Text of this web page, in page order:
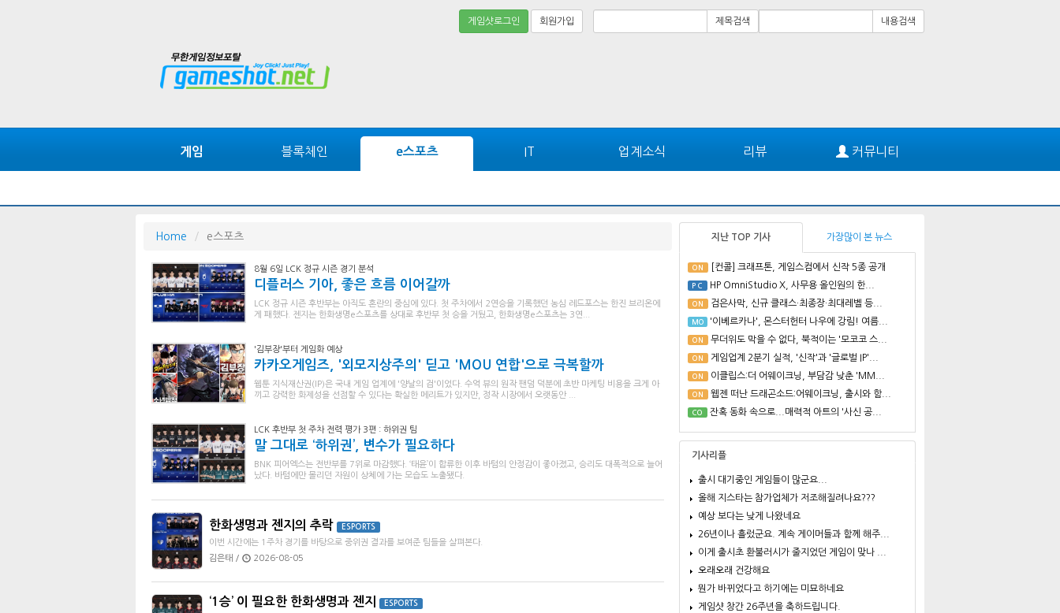
게임샷로그인 회원가입 제목검색 내용검색
게임 블록체인 e스포츠 IT 업계소식 리뷰 커뮤니티
Home e스포츠
8월 6일 LCK 정규 시즌 경기 분석
디플러스 기아, 좋은 흐름 이어갈까
LCK 정규 시즌 후반부는 아직도 혼란의 중심에 있다. 첫 주차에서 2연승을 기록했던 농심 레드포스는 한진 브리온에
게 패했다. 젠지는 한화생명e스포츠를 상대로 후반부 첫 승을 거뒀고, 한화생명e스포츠는 3연...
'김부장'부터 게임화 예상
카카오게임즈, '외모지상주의' 딛고 'MOU 연합'으로 극복할까
웹툰 지식재산권(IP)은 국내 게임 업계에 '양날의 검'이었다. 수억 뷰의 원작 팬덤 덕분에 초반 마케팅 비용을 크게 아
끼고 강력한 화제성을 선점할 수 있다는 확실한 메리트가 있지만, 정작 시장에서 오랫동안 ...
LCK 후반부 첫 주차 전력 평가 3편 : 하위권 팀
말 그대로 ‘하위권’, 변수가 필요하다
BNK 피어엑스는 전반부를 7위로 마감했다. ‘태윤’이 합류한 이후 바텀의 안정감이 좋아졌고, 승리도 대폭적으로 늘어
났다. 바텀에만 몰리던 자원이 상체에 가는 모습도 노출됐다.
한화생명과 젠지의 추락 ESPORTS
이번 시간에는 1주차 경기를 바탕으로 중위권 결과를 보여준 팀들을 살펴본다.
김은태 /
2026-08-05
‘1승’ 이 필요한 한화생명과 젠지 ESPORTS
지난 TOP 기사 가장많이 본 뉴스
ON [컨콜] 크래프톤, 게임스컴에서 신작 5종 공개
PC HP OmniStudio X, 사무용 올인원의 한...
ON 검은사막, 신규 클래스·최종장·최대레벨 등...
MO '이베르카나', 몬스터헌터 나우에 강림! 여름...
ON 무더위도 막을 수 없다, 북적이는 '모코코 스...
ON 게임업계 2분기 실적, '신작'과 '글로벌 IP'...
ON 이클립스:더 어웨이크닝, 부담감 낮춘 'MM...
ON 웹젠 떠난 드래곤소드:어웨이크닝, 출시와 함...
CO 잔혹 동화 속으로...매력적 아트의 '사신 공...
기사리플
출시 대기중인 게임들이 많군요...
올해 지스타는 참가업체가 저조해질려나요???
예상 보다는 낮게 나왔네요
26년이나 흘렀군요. 계속 게이머들과 함께 해주...
이게 출시초 환불러시가 줄지었던 게임이 맞나 ...
오래오래 건강해요
뭔가 바뀌었다고 하기에는 미묘하네요
게임샷 창간 26주년을 축하드립니다.